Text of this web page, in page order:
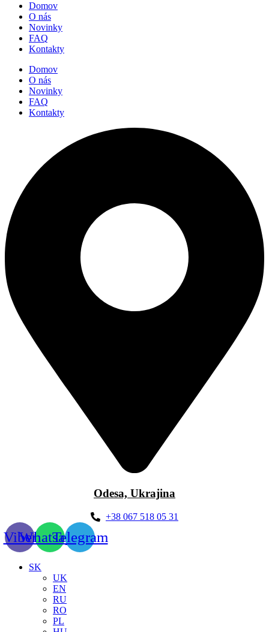
Domov
O nás
Novinky
FAQ
Kontakty
Domov
O nás
Novinky
FAQ
Kontakty
Odesa, Ukrajina
+38 067 518 05 31
ViberWhatsappTelegram
SK
UK
EN
RU
RO
PL